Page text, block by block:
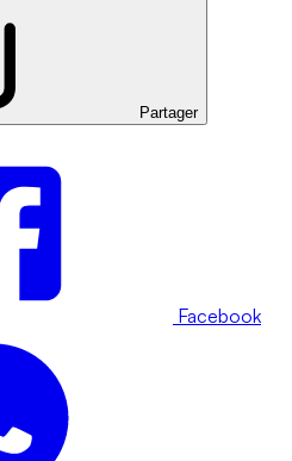
Partager
Facebook